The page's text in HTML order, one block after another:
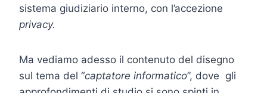
sistema giudiziario interno, con l’accezione
privacy.
Ma vediamo adesso il contenuto del disegno
sul tema del “captatore informatico”, dove gli